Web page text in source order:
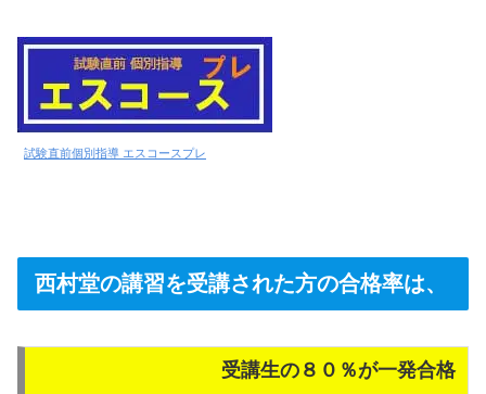
試験直前個別指導 エスコースプレ
西村堂の講習を受講された方の合格率は、
受講生の８０％が一発合格